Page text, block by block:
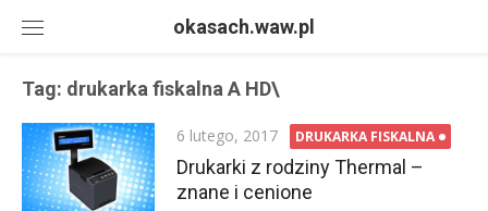
okasach.waw.pl
Tag: drukarka fiskalna A HD\
Posted
on
6 lutego, 2017 DRUKARKA FISKALNA
Drukarki z rodziny Thermal –
znane i cenione